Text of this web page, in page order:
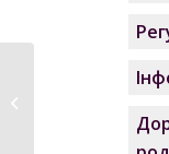
Річна фінансова